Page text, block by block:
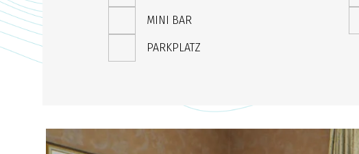
MINI BAR
PARKPLATZ